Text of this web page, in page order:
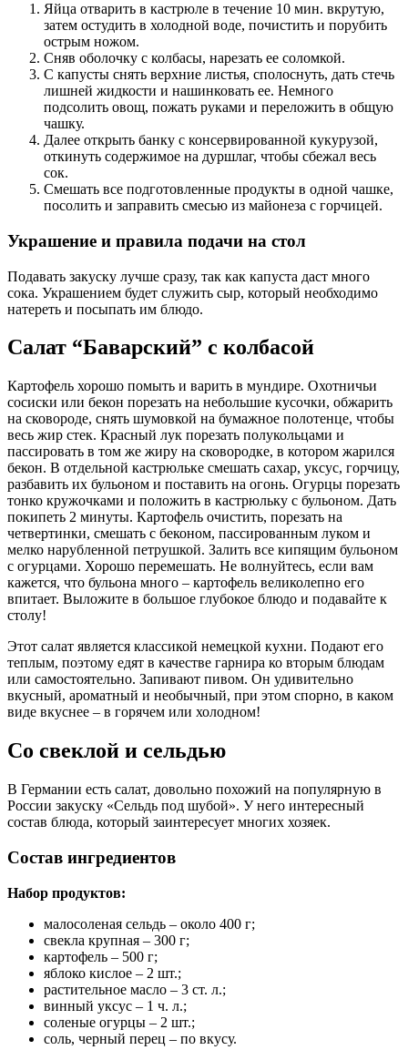
Яйца отварить в кастрюле в течение 10 мин. вкрутую,
затем остудить в холодной воде, почистить и порубить
острым ножом.
Сняв оболочку с колбасы, нарезать ее соломкой.
С капусты снять верхние листья, сполоснуть, дать стечь
лишней жидкости и нашинковать ее. Немного
подсолить овощ, пожать руками и переложить в общую
чашку.
Далее открыть банку с консервированной кукурузой,
откинуть содержимое на дуршлаг, чтобы сбежал весь
сок.
Смешать все подготовленные продукты в одной чашке,
посолить и заправить смесью из майонеза с горчицей.
Украшение и правила подачи на стол
Подавать закуску лучше сразу, так как капуста даст много
сока. Украшением будет служить сыр, который необходимо
натереть и посыпать им блюдо.
Салат “Баварский” с колбасой
Картофель хорошо помыть и варить в мундире. Охотничьи
сосиски или бекон порезать на небольшие кусочки, обжарить
на сковороде, снять шумовкой на бумажное полотенце, чтобы
весь жир стек. Красный лук порезать полукольцами и
пассировать в том же жиру на сковородке, в котором жарился
бекон. В отдельной кастрюльке смешать сахар, уксус, горчицу,
разбавить их бульоном и поставить на огонь. Огурцы порезать
тонко кружочками и положить в кастрюльку с бульоном. Дать
покипеть 2 минуты. Картофель очистить, порезать на
четвертинки, смешать с беконом, пассированным луком и
мелко нарубленной петрушкой. Залить все кипящим бульоном
с огурцами. Хорошо перемешать. Не волнуйтесь, если вам
кажется, что бульона много – картофель великолепно его
впитает. Выложите в большое глубокое блюдо и подавайте к
столу!
Этот салат является классикой немецкой кухни. Подают его
теплым, поэтому едят в качестве гарнира ко вторым блюдам
или самостоятельно. Запивают пивом. Он удивительно
вкусный, ароматный и необычный, при этом спорно, в каком
виде вкуснее – в горячем или холодном!
Со свеклой и сельдью
В Германии есть салат, довольно похожий на популярную в
России закуску «Сельдь под шубой». У него интересный
состав блюда, который заинтересует многих хозяек.
Состав ингредиентов
Набор продуктов:
малосоленая сельдь – около 400 г;
свекла крупная – 300 г;
картофель – 500 г;
яблоко кислое – 2 шт.;
растительное масло – 3 ст. л.;
винный уксус – 1 ч. л.;
соленые огурцы – 2 шт.;
соль, черный перец – по вкусу.